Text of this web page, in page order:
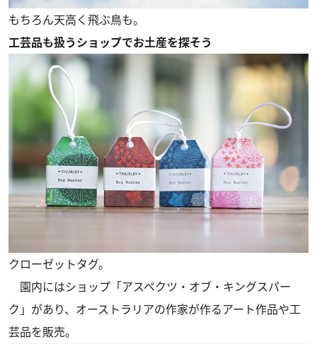
もちろん天高く飛ぶ鳥も。
工芸品も扱うショップでお土産を探そう
クローゼットタグ。
園内にはショップ「アスペクツ・オブ・キングスパー
ク」があり、オーストラリアの作家が作るアート作品や工
芸品を販売。